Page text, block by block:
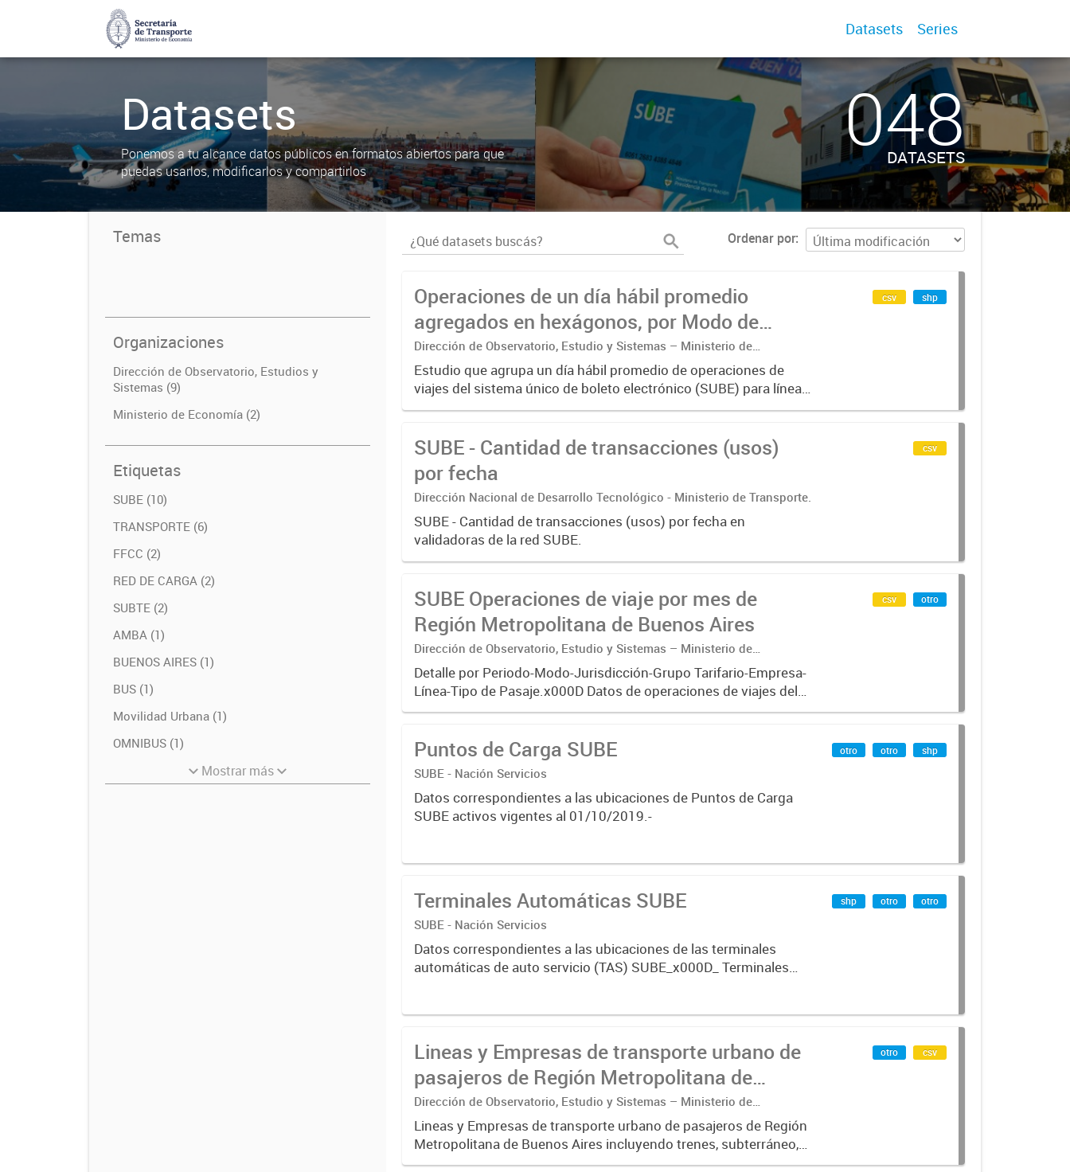
Datasets Series
Datasets
Ponemos a tu alcance datos públicos en formatos abiertos para que
puedas usarlos, modificarlos y compartirlos
048
DATASETS
Temas
Organizaciones
Dirección de Observatorio, Estudios y
Sistemas (9)
Ministerio de Economía (2)
Etiquetas
SUBE (10)
TRANSPORTE (6)
FFCC (2)
RED DE CARGA (2)
SUBTE (2)
AMBA (1)
BUENOS AIRES (1)
BUS (1)
Movilidad Urbana (1)
OMNIBUS (1)
Mostrar más
Ordenar por
Operaciones de un día hábil promedio
agregados en hexágonos, por Modo de
transporte y Hora
Dirección de Observatorio, Estudio y Sistemas – Ministerio de
Transporte
Estudio que agrupa un día hábil promedio de operaciones de
viajes del sistema único de boleto electrónico (SUBE) para líneas
de transporte urbano de pasajeros de RMBA incluyendo trenes,
csv shp
SUBE - Cantidad de transacciones (usos)
por fecha
Dirección Nacional de Desarrollo Tecnológico - Ministerio de Transporte.
SUBE - Cantidad de transacciones (usos) por fecha en
validadoras de la red SUBE.
csv
SUBE Operaciones de viaje por mes de
Región Metropolitana de Buenos Aires
Dirección de Observatorio, Estudio y Sistemas – Ministerio de
Transporte
Detalle por Periodo-Modo-Jurisdicción-Grupo Tarifario-Empresa-
Línea-Tipo de Pasaje.x000D Datos de operaciones de viajes del
sistema único de boleto electrónico(SUBE) para el periodo
csv otro
Puntos de Carga SUBE
SUBE - Nación Servicios
Datos correspondientes a las ubicaciones de Puntos de Carga
SUBE activos vigentes al 01/10/2019.-
otro otro shp
Terminales Automáticas SUBE
SUBE - Nación Servicios
Datos correspondientes a las ubicaciones de las terminales
automáticas de auto servicio (TAS) SUBE_x000D_ Terminales
shp otro otro
Lineas y Empresas de transporte urbano de
pasajeros de Región Metropolitana de
Buenos Aires - SUBE
Dirección de Observatorio, Estudio y Sistemas – Ministerio de
Transporte
Lineas y Empresas de transporte urbano de pasajeros de Región
Metropolitana de Buenos Aires incluyendo trenes, subterráneo,
pre metro y colectivos. Empresas que operan con SUBE .-
otro csv